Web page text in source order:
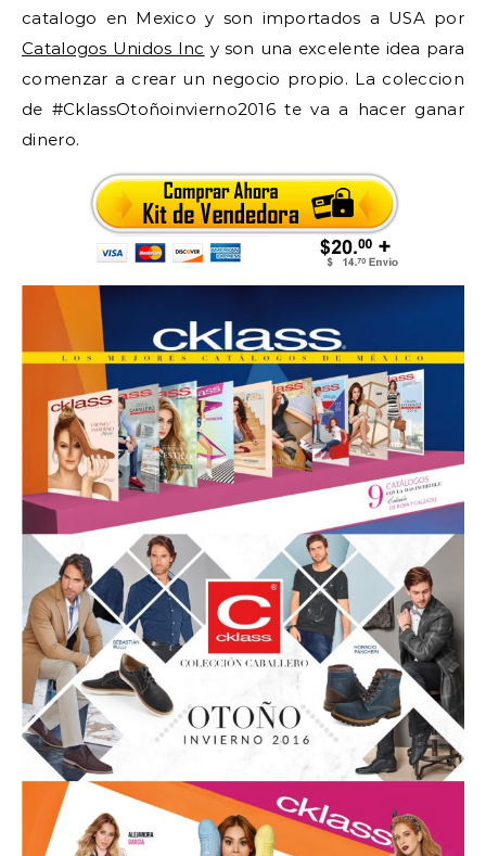
catalogo en Mexico y son importados a USA por
Catalogos Unidos Inc y son una excelente idea para
comenzar a crear un negocio propio. La coleccion
de #CklassOtoñoinvierno2016 te va a hacer ganar
dinero.